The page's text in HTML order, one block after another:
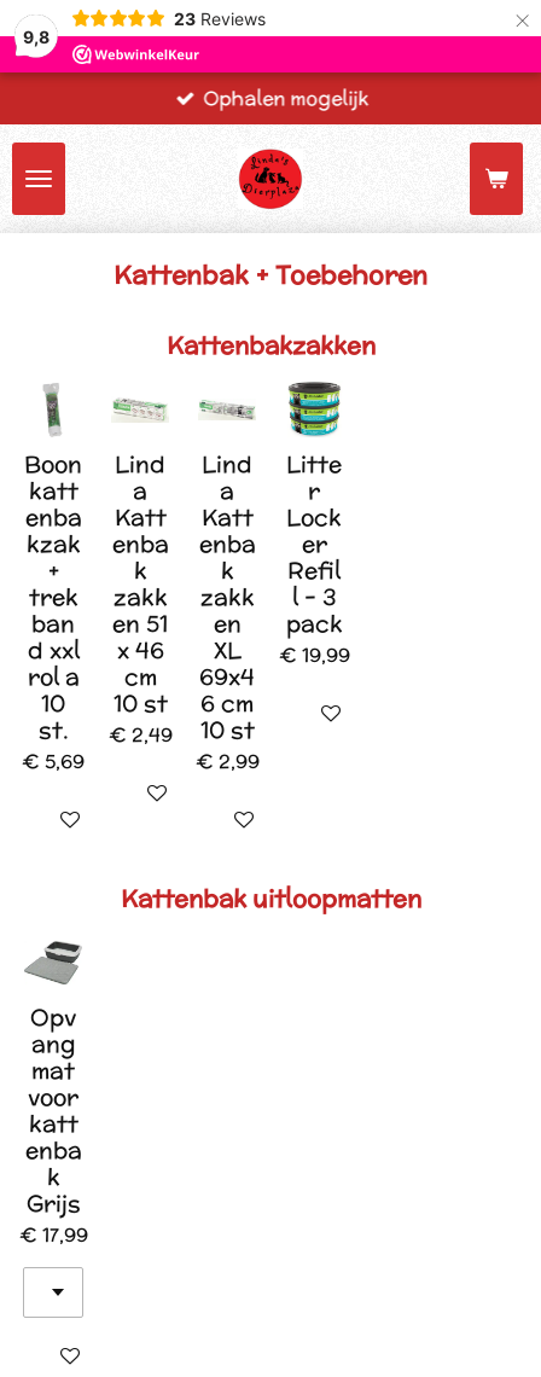
9,8
23 Reviews ×
Ophalen mogelijk
Kattenbak + Toebehoren
Kattenbakzakken
Boon
katt
enba
kzak
+
trek
ban
d xxl
rol a
10
st.
€ 5,69
In winkelwagen
Lind
a
Katt
enba
k
zakk
en 51
x 46
cm
10 st
€ 2,49
In winkelwagen
Lind
a
Katt
enba
k
zakk
en
XL
69x4
6 cm
10 st
€ 2,99
In winkelwagen
Litte
r
Lock
er
Refil
l - 3
pack
€ 19,99
In winkelwagen
Kattenbak uitloopmatten
Opv
ang
mat
voor
katt
enba
k
Grijs
€ 17,99
In winkelwagen